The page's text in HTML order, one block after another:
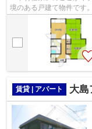
境のある戸建て物件です
通アクセスに便利な山陽
賃貸 | アパート 大島